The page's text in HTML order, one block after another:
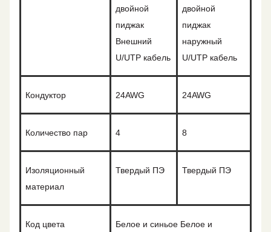
двойной
пиджак
Внешний
U/UTP кабель
двойной
пиджак
наружный
U/UTP кабель
Кондуктор 24AWG 24AWG
Количество пар 4 8
Изоляционный
материал
Твердый ПЭ Твердый ПЭ
Код цвета
Белое и синьое Белое и